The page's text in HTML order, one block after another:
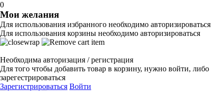
0
Мои желания
Для использования избранного необходимо авторизироваться
Для использования корзины необходимо авторизироваться
Необходима авторизация / регистрация
Для того чтобы добавить товар в корзину, нужно войти, либо
зарегестрироваться
Зарегистрироваться Войти